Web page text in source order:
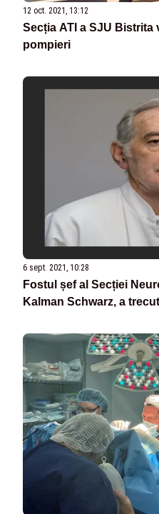
12 oct. 2021, 13:12
Secția ATI a SJU Bistrita
pompieri
6 sept. 2021, 10:28
Fostul șef al Secției
Kalman Schwarz, a